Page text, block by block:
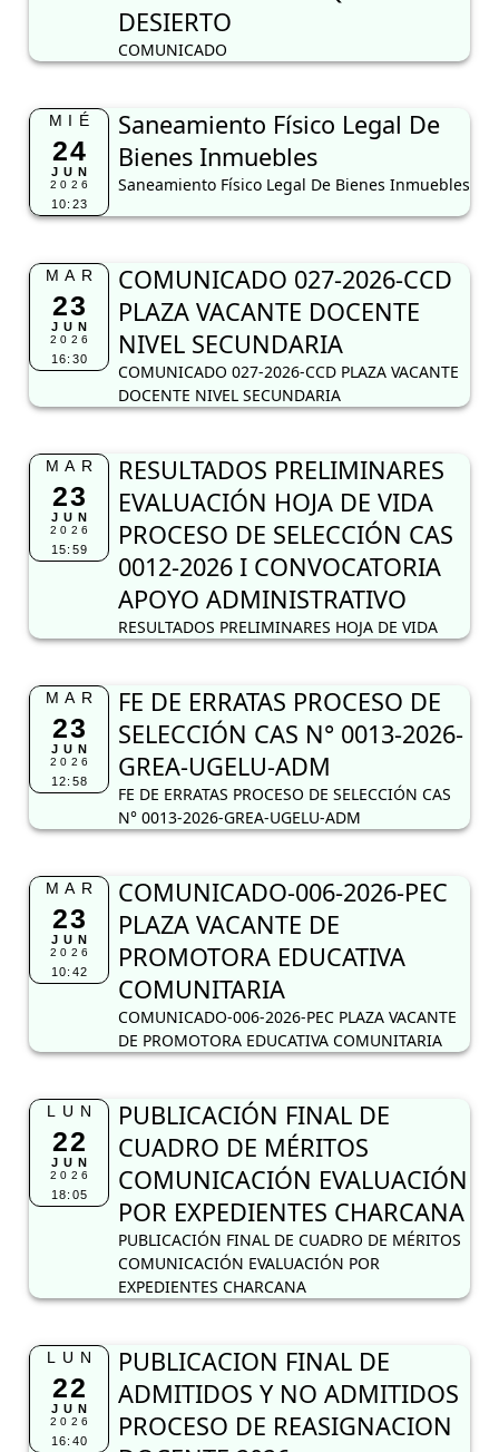
DESIERTO
COMUNICADO
MIÉ
24
JUN
2026
10:23
Saneamiento Físico Legal De
Bienes Inmuebles
Saneamiento Físico Legal De Bienes Inmuebles
MAR
23
JUN
2026
16:30
COMUNICADO 027-2026-CCD
PLAZA VACANTE DOCENTE
NIVEL SECUNDARIA
COMUNICADO 027-2026-CCD PLAZA VACANTE
DOCENTE NIVEL SECUNDARIA
MAR
23
JUN
2026
15:59
RESULTADOS PRELIMINARES
EVALUACIÓN HOJA DE VIDA
PROCESO DE SELECCIÓN CAS
0012-2026 I CONVOCATORIA
APOYO ADMINISTRATIVO
RESULTADOS PRELIMINARES HOJA DE VIDA
MAR
23
JUN
2026
12:58
FE DE ERRATAS PROCESO DE
SELECCIÓN CAS N° 0013-2026-
GREA-UGELU-ADM
FE DE ERRATAS PROCESO DE SELECCIÓN CAS
N° 0013-2026-GREA-UGELU-ADM
MAR
23
JUN
2026
10:42
COMUNICADO-006-2026-PEC
PLAZA VACANTE DE
PROMOTORA EDUCATIVA
COMUNITARIA
COMUNICADO-006-2026-PEC PLAZA VACANTE
DE PROMOTORA EDUCATIVA COMUNITARIA
LUN
22
JUN
2026
18:05
PUBLICACIÓN FINAL DE
CUADRO DE MÉRITOS
COMUNICACIÓN EVALUACIÓN
POR EXPEDIENTES CHARCANA
PUBLICACIÓN FINAL DE CUADRO DE MÉRITOS
COMUNICACIÓN EVALUACIÓN POR
EXPEDIENTES CHARCANA
LUN
22
JUN
2026
16:40
PUBLICACION FINAL DE
ADMITIDOS Y NO ADMITIDOS
PROCESO DE REASIGNACION